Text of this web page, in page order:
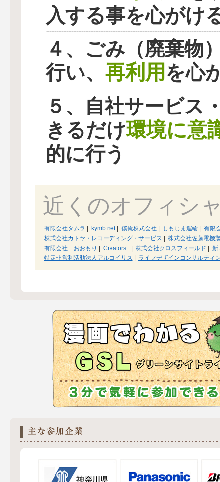
入する事を心がけ
４、ごみ（廃棄物
行い、 再利用 を心
５、自社サービス
きるだけ環境に意
的に行う
近くのオフィシ
有限会社タムラ | kymb.net| 僕俺株式会社 | しもじま運輸| 有限
株式会社カトヤ・レコーディング・サービス | 株式会社佐藤電機
有限会社 おおもり | Creators+| 株式会社クロスフィールド | 新
特定非営利活動法人アルコイリス | ライフデザインコンサルティ